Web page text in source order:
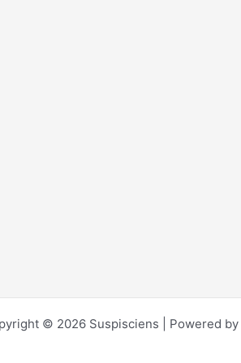
© 2026 Suspisciens | Powered by